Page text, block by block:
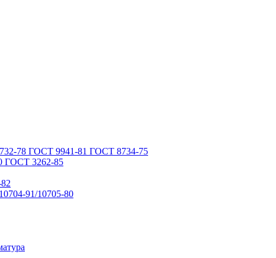
78 ГОСТ 9941-81 ГОСТ 8734-75
ГОСТ 3262-85
91/10705-80